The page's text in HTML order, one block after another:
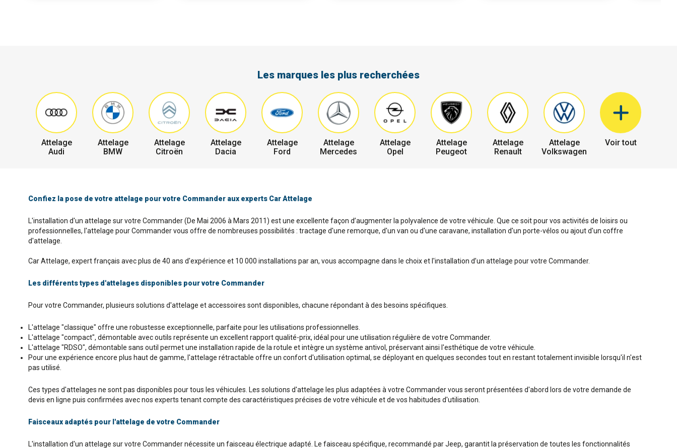
Les marques les plus recherchées
Attelage
Audi
Attelage
BMW
Attelage
Citroën
Attelage
Dacia
Attelage
Ford
Attelage
Mercedes
Attelage
Opel
Attelage
Peugeot
Attelage
Renault
Attelage
Volkswagen
Voir tout
Confiez la pose de votre attelage pour votre Commander aux experts Car Attelage
L'installation d'un attelage sur votre Commander (De Mai 2006 à Mars 2011) est une excellente façon d’augmenter la polyvalence de votre véhicule. Que ce soit pour vos activités de loisirs ou
professionnelles, l'attelage pour Commander vous offre de nombreuses possibilités : tractage d'une remorque, d'un van ou d'une caravane, installation d'un porte-vélos ou ajout d'un coffre
d'attelage.
Car Attelage, expert français avec plus de 40 ans d'expérience et 10 000 installations par an, vous accompagne dans le choix et l'installation d’un attelage pour votre Commander.
Les différents types d'attelages disponibles pour votre Commander
Pour votre Commander, plusieurs solutions d'attelage et accessoires sont disponibles, chacune répondant à des besoins spécifiques.
L'attelage "classique" offre une robustesse exceptionnelle, parfaite pour les utilisations professionnelles.
L'attelage "compact", démontable avec outils représente un excellent rapport qualité-prix, idéal pour une utilisation régulière de votre Commander.
L'attelage "RDSO", démontable sans outil permet une installation rapide de la rotule et intègre un système antivol, préservant ainsi l'esthétique de votre véhicule.
Pour une expérience encore plus haut de gamme, l'attelage rétractable offre un confort d'utilisation optimal, se déployant en quelques secondes tout en restant totalement invisible lorsqu'il n'est
pas utilisé.
Ces types d'attelages ne sont pas disponibles pour tous les véhicules. Les solutions d'attelage les plus adaptées à votre Commander vous seront présentées d'abord lors de votre demande de
devis en ligne puis confirmées avec nos experts tenant compte des caractéristiques précises de votre véhicule et de vos habitudes d'utilisation.
Faisceaux adaptés pour l'attelage de votre Commander
L'installation d'un attelage sur votre Commander nécessite un faisceau électrique adapté. Le faisceau spécifique, recommandé par Jeep, garantit la préservation de toutes les fonctionnalités